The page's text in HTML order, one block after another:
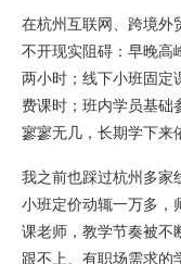
在杭州互联网、跨境外
不开现实阻碍：早晚高
两小时；线下小班固定
费课时；班内学员基础
寥寥无几，长期学下来
我之前也踩过杭州多家
小班定价动辄一万多，
课老师，教学节奏被不
跟不上、有职场需求的